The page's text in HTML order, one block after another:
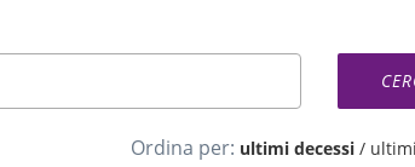
Ordina per: ultimi decessi/